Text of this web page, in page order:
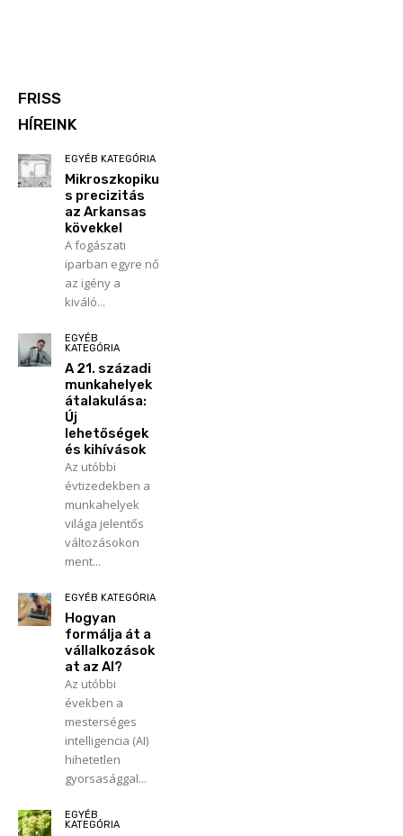
FRISS
HÍREINK
EGYÉB KATEGÓRIA
Mikroszkopiku
s precizitás
az Arkansas
kövekkel
A fogászati
iparban egyre nő
az igény a
kiváló...
EGYÉB
KATEGÓRIA
A 21. századi
munkahelyek
átalakulása:
Új
lehetőségek
és kihívások
Az utóbbi
évtizedekben a
munkahelyek
világa jelentős
változásokon
ment...
EGYÉB KATEGÓRIA
Hogyan
formálja át a
vállalkozások
at az AI?
Az utóbbi
években a
mesterséges
intelligencia (AI)
hihetetlen
gyorsasággal...
EGYÉB
KATEGÓRIA